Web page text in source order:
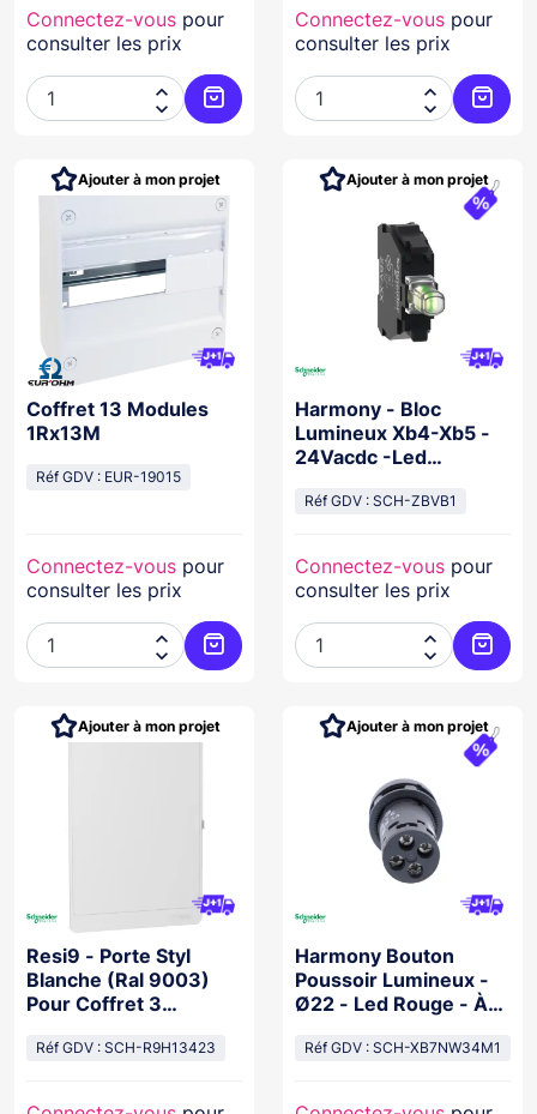
Connectez-vous pour
consulter les prix


Ajouter au panier
Connectez-vous pour
consulter les prix


Coffret 13 Modules
1Rx13M
Réf GDV : EUR-19015
Connectez-vous pour
consulter les prix


Ajouter au panier
Ajouter à mon projet
Harmony - Bloc
Lumineux Xb4-Xb5 -
24Vacdc -Led
Étrier
Réf GDV : SCH-ZBVB1
Connectez-vous pour
consulter les prix


Ajouter à mon projet
Resi9 - Porte Styl
Blanche (Ral 9003)
Pour Coffret 3
Modules
Réf GDV : SCH-R9H13423
Ajouter à mon projet
Harmony Bouton
Poussoir Lumineux -
Ø22 - Led Rouge - À
Réf GDV : SCH-XB7NW34M1
Ajouter à mon projet